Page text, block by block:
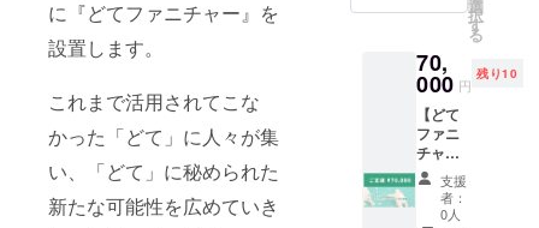
に『どてファニチャー』を
設置します。
これまで活用されてこな
かった「どて」に人々が集
い、「どて」に秘められた
新たな可能性を広めていき
にてお
（12月
頃）
載しま
す。 ・
掲載方
法：彫
刻 ・サ
イズ：
100×35
(mm)以
内 ・
ベート
で1日レ
ンタル
できる
権利で
す。
（輸送
費・交
通費は
別途ご
選
択
す
る
70,
000 円
残り10
【どて
ファニ
チャー
をイベ
ント等
で設
支援
者：
0人